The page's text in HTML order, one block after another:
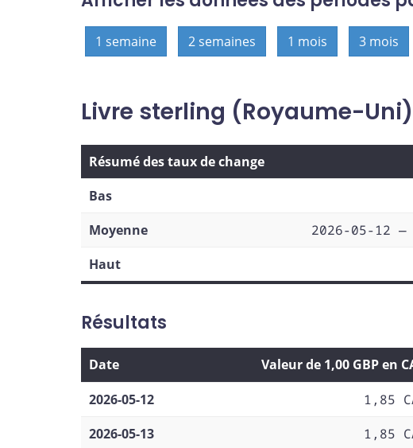
1 semaine 2 semaines 1 mois 3 mois
Livre sterling (Royaume-
Résumé des taux de change
Bas
Moyenne
2026-05-12 —
Haut
Résultats
Date Valeur de 1,00 GBP en
2026-05-12
1,85
2026-05-13
1,85